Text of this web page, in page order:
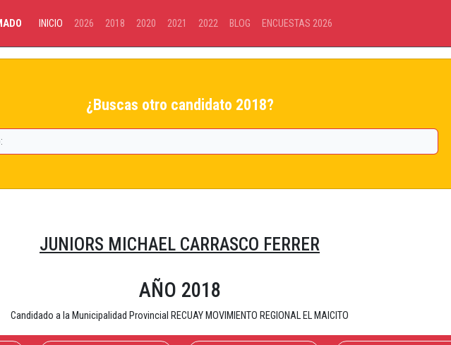
INICIO 2026 2018 2020 2021 2022 BLOG ENCUESTAS 2026
¿Buscas otro candidato 2018?
JUNIORS MICHAEL CARRASCO FERRER
AÑO 2018
Candidado a la Municipalidad Provincial RECUAY MOVIMIENTO REGIONAL EL MAICITO